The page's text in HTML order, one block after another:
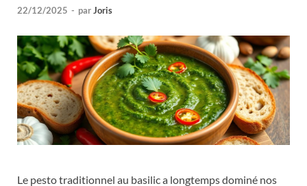
22/12/2025 - parJoris
Le pesto traditionnel au basilic a longtemps dominé nos